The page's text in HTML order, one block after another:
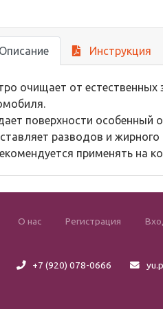
Описание Инструкция
очищает от естественных
поверхности особенный
разводов и жирного
применять на
О нас Регистрация
+7 (920) 078-0666